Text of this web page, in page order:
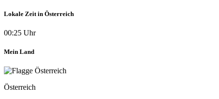
Lokale Zeit in Österreich
00:25 Uhr
Mein Land
Österreich